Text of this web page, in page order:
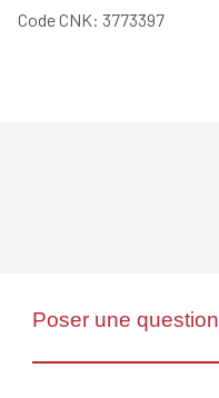
Code CNK:3773397
Poser une question